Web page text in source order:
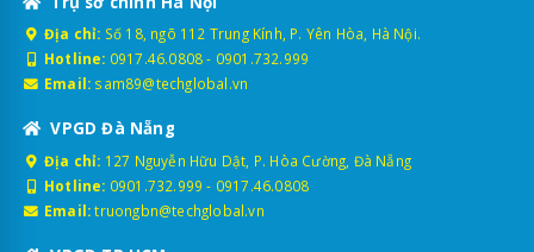
Địa chỉ: Số 18, ngõ 112 Trung Kính, P. Yên Hòa, Hà Nội.
Hotline: 0917.46.0808- 0901.732.999
Email: sam89@techglobal.vn
VPGD Đà Nẵng
Địa chỉ: 127 Nguyễn Hữu Dật, P. Hòa Cường, Đà Nẵng
Hotline: 0901.732.999 - 0917.46.0808
Email: truongbn@techglobal.vn